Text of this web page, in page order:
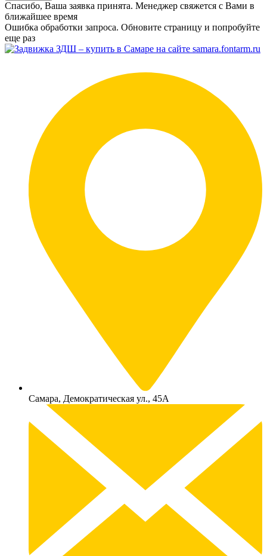
Спасибо, Ваша заявка принята. Менеджер свяжется с Вами в
ближайшее время
Ошибка обработки запроса. Обновите страницу и попробуйте
еще раз
Самара, Демократическая ул., 45А